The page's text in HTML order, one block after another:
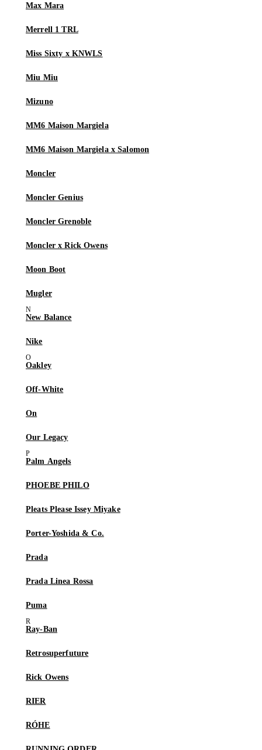
Max Mara
Merrell 1 TRL
Miss Sixty x KNWLS
Miu Miu
Mizuno
MM6 Maison Margiela
MM6 Maison Margiela x Salomon
Moncler
Moncler Genius
Moncler Grenoble
Moncler x Rick Owens
Moon Boot
Mugler
New Balance
Nike
Oakley
Off-White
On
Our Legacy
Palm Angels
PHOEBE PHILO
Pleats Please Issey Miyake
Porter-Yoshida & Co.
Prada
Prada Linea Rossa
Puma
Ray-Ban
Retrosuperfuture
Rick Owens
RIER
RÓHE